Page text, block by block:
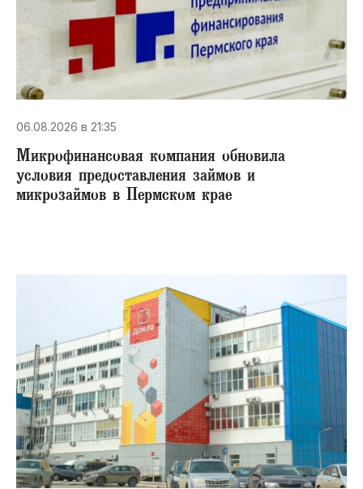
06.08.2026 в 21:35
Микрофинансовая компания обновила
условия предоставления займов и
микрозаймов в Пермском крае